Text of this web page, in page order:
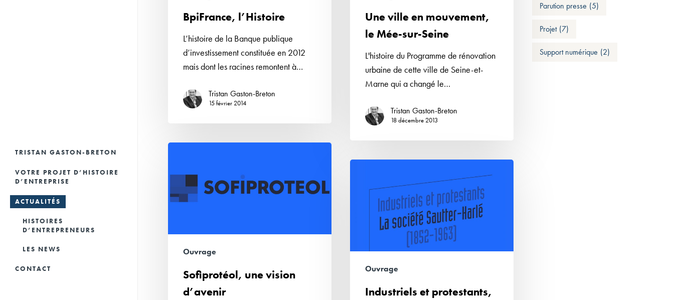
TRISTAN GASTON-BRETON
VOTRE PROJET D’HISTOIRE
D’ENTREPRISE
LIVRES D’ENTREPRISES
CONSEILS ET
VALORISATION DU
ACTUALITÉS
HISTOIRES
D’ENTREPRENEURS
LES NEWS
CONTACT
BpiFrance, l’Histoire
L’histoire de la Banque publique
d’investissement constituée en 2012
mais dont les racines remontent à…
Tristan Gaston-Breton
15 février 2014
Une ville en mouvement,
le Mée-sur-Seine
L'histoire du Programme de rénovation
urbaine de cette ville de Seine-et-
Marne qui a changé le…
Tristan Gaston-Breton
18 décembre 2013
vision
d’avenir
Ouvrage
Sofiprotéol, une vision
d’avenir
protestants,
1963)
Ouvrage
Industriels et protestants,
Parution presse (5)
Projet (7)
Support numérique (2)